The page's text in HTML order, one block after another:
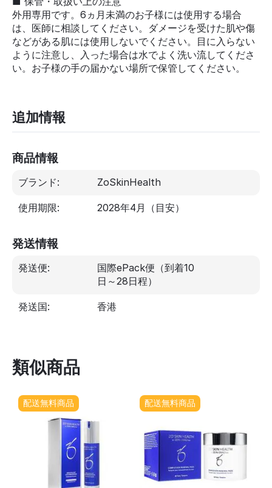
外用専用です。6ヵ月未満のお子様には使用する場合
は、医師に相談してください。ダメージを受けた肌や傷
などがある肌には使用しないでください。目に入らない
ように注意し、入った場合は水でよく洗い流してくださ
い。お子様の手の届かない場所で保管してください。
追加情報
商品情報
ブランド: ZoSkinHealth
使用期限: 2028年4月 （目安）
発送情報
発送便:
国際ePack便（到着10
日～28日程）
発送国: 香港
類似商品
配送無料商品 配送無料商品